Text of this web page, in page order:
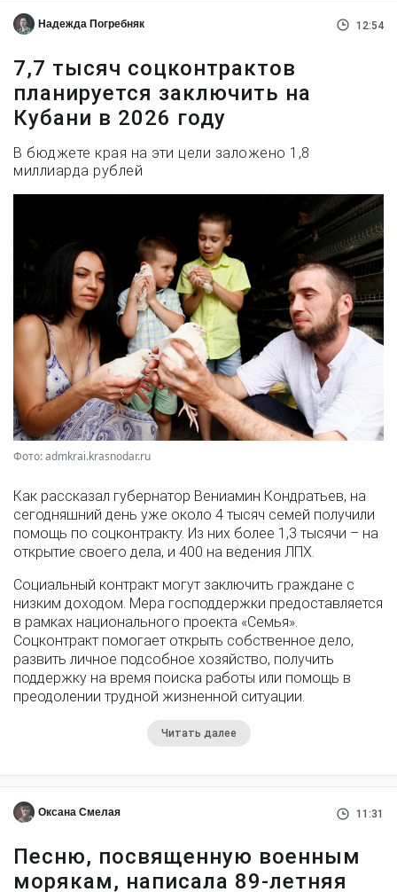
Надежда Погребняк 12:54
7,7 тысяч соцконтрактов
планируется заключить на
Кубани в 2026 году
В бюджете края на эти цели заложено 1,8
миллиарда рублей
Фото: admkrai.krasnodar.ru
Как рассказал губернатор Вениамин Кондратьев, на
сегодняшний день уже около 4 тысяч семей получили
помощь по соцконтракту. Из них более 1,3 тысячи – на
открытие своего дела, и 400 на ведения ЛПХ.
Социальный контракт могут заключить граждане с
низким доходом. Мера господдержки предоставляется
в рамках национального проекта «Семья».
Соцконтракт помогает открыть собственное дело,
развить личное подсобное хозяйство, получить
поддержку на время поиска работы или помощь в
преодолении трудной жизненной ситуации.
Читать далее
Оксана Смелая 11:31
Песню, посвященную военным
морякам, написала 89-летняя